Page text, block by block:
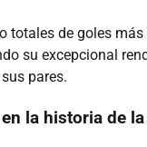
totales de goles
su excepcional
pares.
la historia de